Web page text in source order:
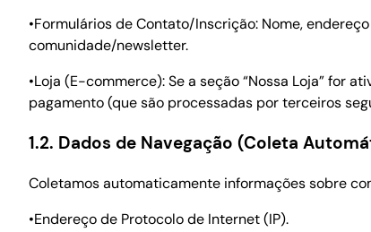
•Formulários de Contato/Inscrição: Nome,
comunidade/newsletter.
•Loja (E-commerce): Se a seção “Nossa Loja” for
pagamento (que são processadas por terceiros
1.2. Dados de Navegação (Coleta
Coletamos automaticamente informações sobre
•Endereço de Protocolo de Internet (IP).